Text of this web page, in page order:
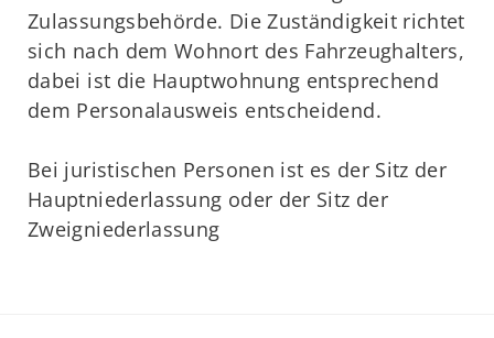
Zulassungsbehörde. Die Zuständigkeit richtet
sich nach dem Wohnort des Fahrzeughalters,
dabei ist die Hauptwohnung entsprechend
dem Personalausweis entscheidend.
Bei juristischen Personen ist es der Sitz der
Hauptniederlassung oder der Sitz der
Zweigniederlassung